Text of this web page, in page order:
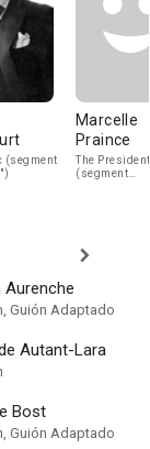
(segment
Marcelle
Praince
The President
(segment
Aurenche
Guión Adaptado
Autant-Lara
Bost
Guión Adaptado